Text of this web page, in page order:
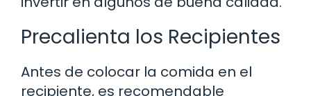
Precalienta los Recipientes
Antes de colocar la comida en el
recipiente, es recomendable